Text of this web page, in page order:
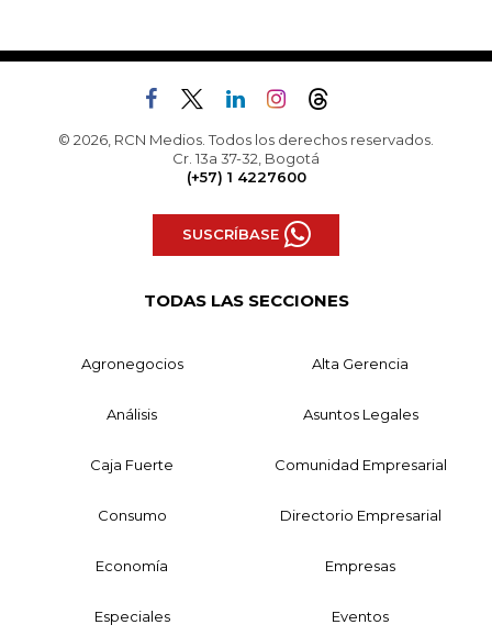
© 2026, RCN Medios. Todos los derechos reservados.
Cr. 13a 37-32, Bogotá
(+57) 1 4227600
SUSCRÍBASE
TODAS LAS SECCIONES
Agronegocios Alta Gerencia
Análisis Asuntos Legales
Caja Fuerte Comunidad Empresarial
Consumo Directorio Empresarial
Economía Empresas
Especiales Eventos